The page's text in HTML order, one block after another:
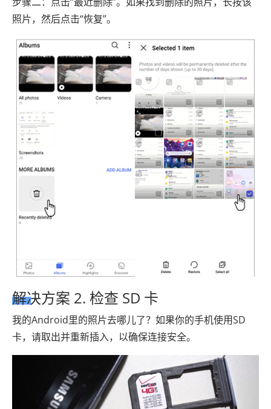
照片，然后点击“恢复”。
解决方案 2. 检查 SD 卡
我的Android里的照片去哪儿了？如果你的手机使用SD
卡，请取出并重新插入，以确保连接安全。